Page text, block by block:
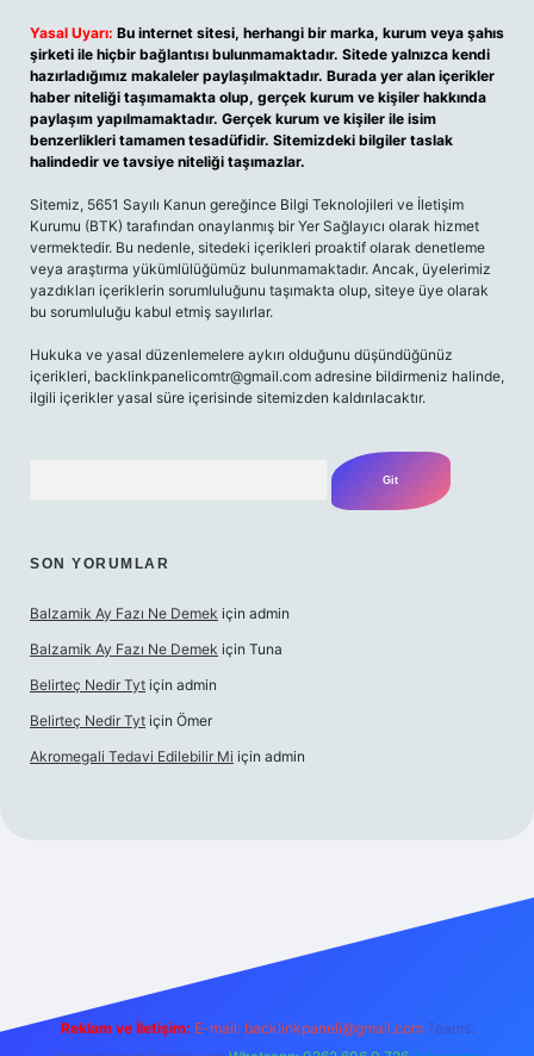
Yasal Uyarı: Bu internet sitesi, herhangi bir marka, kurum veya şahıs
şirketi ile hiçbir bağlantısı bulunmamaktadır. Sitede yalnızca kendi
hazırladığımız makaleler paylaşılmaktadır. Burada yer alan içerikler
haber niteliği taşımamakta olup, gerçek kurum ve kişiler hakkında
paylaşım yapılmamaktadır. Gerçek kurum ve kişiler ile isim
benzerlikleri tamamen tesadüfidir. Sitemizdeki bilgiler taslak
halindedir ve tavsiye niteliği taşımazlar.
Sitemiz, 5651 Sayılı Kanun gereğince Bilgi Teknolojileri ve İletişim
Kurumu (BTK) tarafından onaylanmış bir Yer Sağlayıcı olarak hizmet
vermektedir. Bu nedenle, sitedeki içerikleri proaktif olarak denetleme
veya araştırma yükümlülüğümüz bulunmamaktadır. Ancak, üyelerimiz
yazdıkları içeriklerin sorumluluğunu taşımakta olup, siteye üye olarak
bu sorumluluğu kabul etmiş sayılırlar.
Hukuka ve yasal düzenlemelere aykırı olduğunu düşündüğünüz
içerikleri, backlinkpanelicomtr@gmail.com adresine bildirmeniz halinde,
ilgili içerikler yasal süre içerisinde sitemizden kaldırılacaktır.
SON YORUMLAR
Balzamik Ay Fazı Ne Demek için admin
Balzamik Ay Fazı Ne Demek için Tuna
Belirteç Nedir Tyt için admin
Belirteç Nedir Tyt için Ömer
Akromegali Tedavi Edilebilir Mi için admin
Reklam ve İletişim: E-mail: backlinkpaneli@gmail.com Teams: